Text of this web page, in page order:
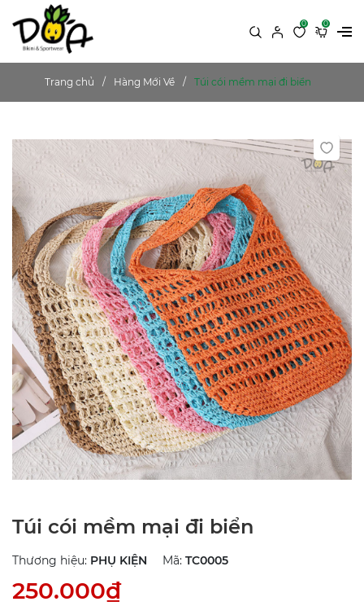
0 0
Trang chủ Hàng Mới Về Túi cói mềm mại đi biển
Túi cói mềm mại đi biển
Thương hiệu: PHỤ KIỆN Mã: TC0005
250.000₫